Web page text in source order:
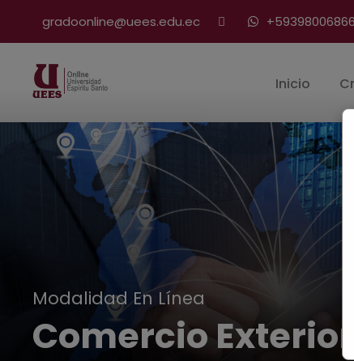
gradoonline@uees.edu.ec
Inicio
Modalidad En Línea
Comercio Exterior